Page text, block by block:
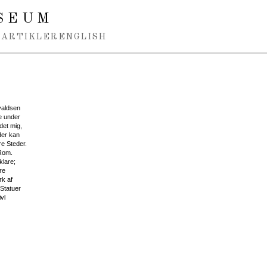
ENGLISH
under
mig,
kan
Steder.
af